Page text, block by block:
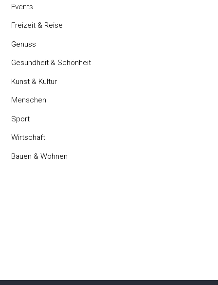
Events
Freizeit & Reise
Genuss
Gesundheit & Schönheit
Kunst & Kultur
Menschen
Sport
Wirtschaft
Bauen & Wohnen